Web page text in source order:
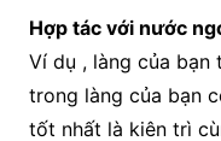
Hợp tác với nước
Ví dụ , làng của bạn
trong làng của bạn
tốt nhất là kiên trì